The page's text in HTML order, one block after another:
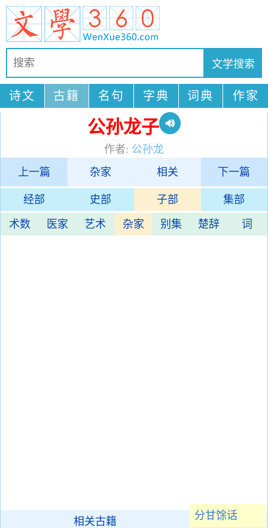
诗文 古籍 名句 字典 词典 作家
公孙龙子
作者: 公孙龙
上一篇
杂家 相关 下一篇
经部 史部 子部 集部
术数 医家 艺术 杂家 别集 楚辞 词
分甘馀话
相关古籍